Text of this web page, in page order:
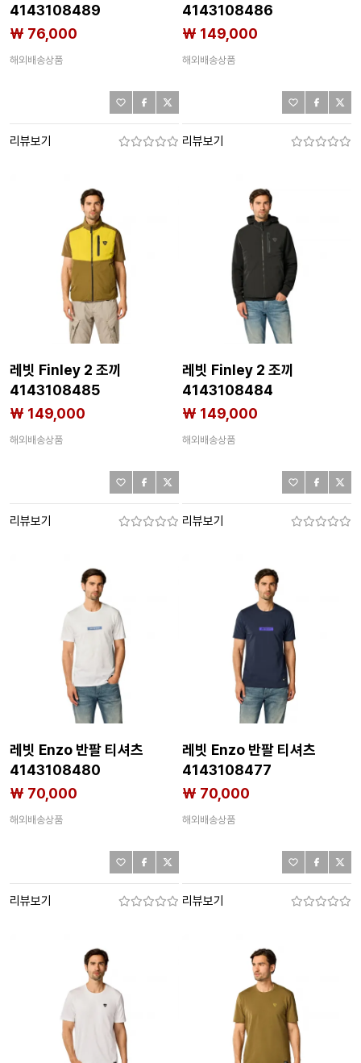
4143108489
₩ 76,000
해외배송상품
리뷰보기
4143108486
₩ 149,000
해외배송상품
리뷰보기
레빗 Finley 2 조끼
4143108485
₩ 149,000
해외배송상품
리뷰보기
레빗 Finley 2 조끼
4143108484
₩ 149,000
해외배송상품
리뷰보기
레빗 Enzo 반팔 티셔츠
4143108480
₩ 70,000
해외배송상품
리뷰보기
레빗 Enzo 반팔 티셔츠
4143108477
₩ 70,000
해외배송상품
리뷰보기